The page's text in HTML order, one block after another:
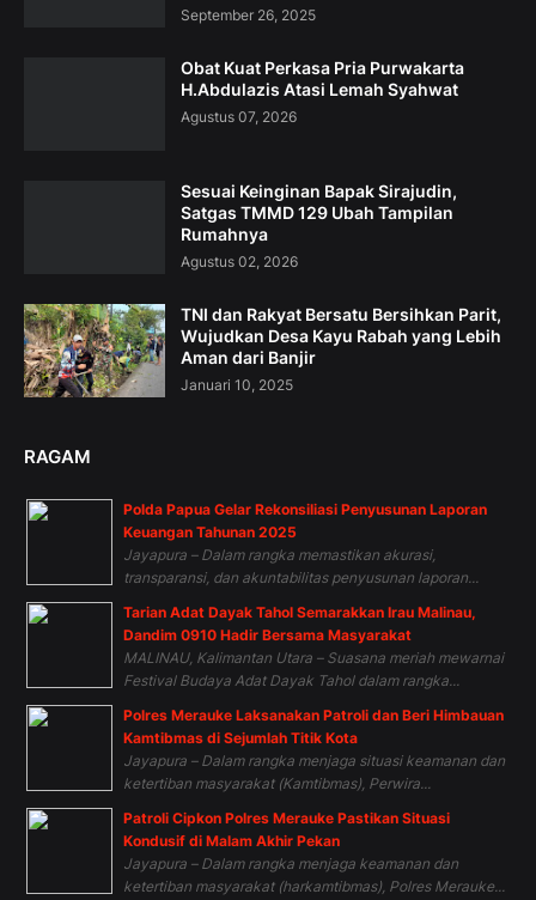
September 26, 2025
Obat Kuat Perkasa Pria Purwakarta
H.Abdulazis Atasi Lemah Syahwat
Agustus 07, 2026
Sesuai Keinginan Bapak Sirajudin,
Satgas TMMD 129 Ubah Tampilan
Rumahnya
Agustus 02, 2026
TNI dan Rakyat Bersatu Bersihkan Parit,
Wujudkan Desa Kayu Rabah yang Lebih
Aman dari Banjir
Januari 10, 2025
RAGAM
Polda Papua Gelar Rekonsiliasi Penyusunan Laporan
Keuangan Tahunan 2025
Jayapura – Dalam rangka memastikan akurasi,
transparansi, dan akuntabilitas penyusunan laporan...
Tarian Adat Dayak Tahol Semarakkan Irau Malinau,
Dandim 0910 Hadir Bersama Masyarakat
MALINAU, Kalimantan Utara – Suasana meriah mewarnai
Festival Budaya Adat Dayak Tahol dalam rangka...
Polres Merauke Laksanakan Patroli dan Beri Himbauan
Kamtibmas di Sejumlah Titik Kota
Jayapura – Dalam rangka menjaga situasi keamanan dan
ketertiban masyarakat (Kamtibmas), Perwira...
Patroli Cipkon Polres Merauke Pastikan Situasi
Kondusif di Malam Akhir Pekan
Jayapura – Dalam rangka menjaga keamanan dan
ketertiban masyarakat (harkamtibmas), Polres Merauke...